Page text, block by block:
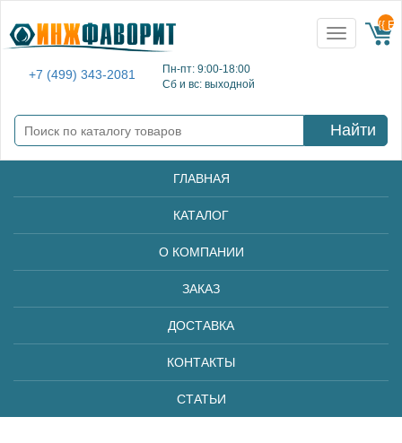
+7 (499) 343-2081
Пн-пт: 9:00-18:00
Сб и вс: выходной
Toggle
navigation
{{
Найти
ГЛАВНАЯ
КАТАЛОГ
О КОМПАНИИ
ЗАКАЗ
ДОСТАВКА
КОНТАКТЫ
СТАТЬИ